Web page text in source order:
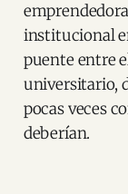
institucional
puente entre
universitario,
pocas veces
deberían.